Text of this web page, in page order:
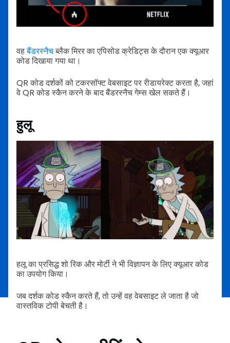
वहबैंडरस्नैचब्लैक मिरर का एपिसोड क्रेडिट्स के दौरान एक क्यूआर
कोड दिखाया गया था।
QR कोड दर्शकों को टकरसॉफ्ट वेबसाइट पर रीडायरेक्ट करता है, जहां
वे QR कोड स्कैन करने के बाद बैंडरस्नैच गेम्स खेल सकते हैं।
हुलू
हलू का प्रसिद्ध शो रिक और मोर्टी ने भी विज्ञापन के लिए क्यूआर कोड
का उपयोग किया।
जब दर्शक कोड स्कैन करते हैं, तो उन्हें वह वेबसाइट ले जाता है जो
वास्तविक टोपी बेचती है।